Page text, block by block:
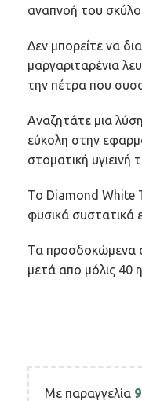
αναπνοή του
Δεν μπορείτε να
μαργαριταρένια
την πέτρα που
Αναζητάτε μια
εύκολη στην
στοματική υγιεινή
Το Diamond White
φυσικά συστατικά
Τα προσδοκώμενα
μετά απο μόλις 40
Με παραγγελία